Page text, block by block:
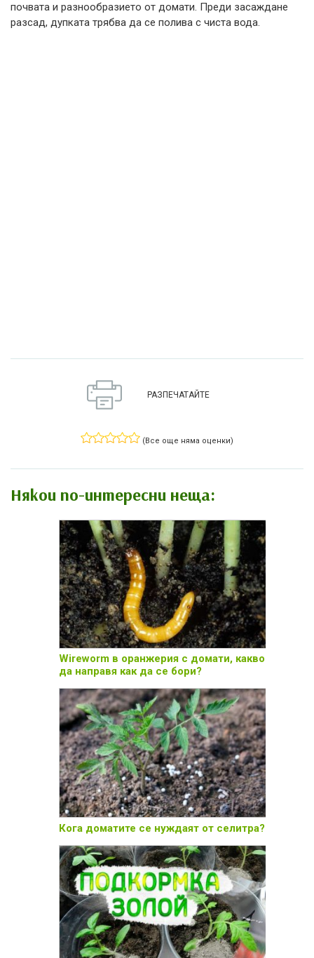
почвата и разнообразието от домати. Преди засаждане
разсад, дупката трябва да се полива с чиста вода.
РАЗПЕЧАТАЙТЕ
(Все още няма оценки)
Някои по-интересни неща:
Wireworm в оранжерия с домати, какво
да направя как да се бори?
Кога доматите се нуждаят от селитра?